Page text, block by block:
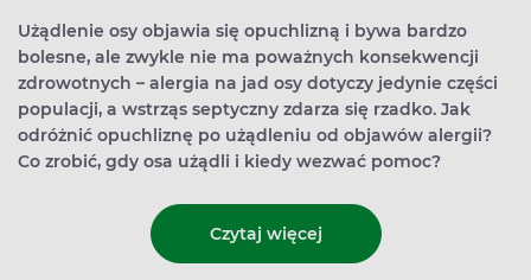
Użądlenie osy objawia się opuchlizną i bywa bardzo
bolesne, ale zwykle nie ma poważnych konsekwencji
zdrowotnych – alergia na jad osy dotyczy jedynie części
populacji, a wstrząs septyczny zdarza się rzadko. Jak
odróżnić opuchliznę po użądleniu od objawów alergii?
Co zrobić, gdy osa użądli i kiedy wezwać pomoc?
Czytaj więcej